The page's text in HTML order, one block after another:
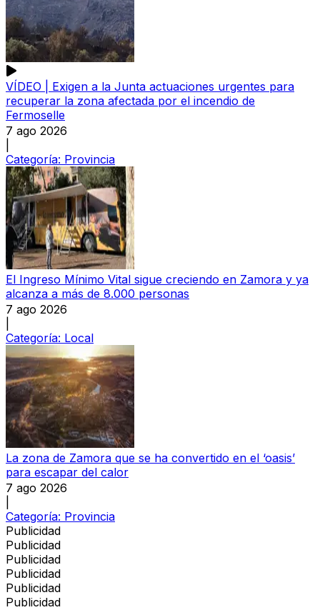
VÍDEO | Exigen a la Junta actuaciones urgentes para
recuperar la zona afectada por el incendio de
Fermoselle
7 ago 2026
Categoría: Provincia
El Ingreso Mínimo Vital sigue creciendo en Zamora y ya
alcanza a más de 8.000 personas
7 ago 2026
Categoría: Local
La zona de Zamora que se ha convertido en el ‘oasis’
para escapar del calor
7 ago 2026
Categoría: Provincia
Publicidad
Publicidad
Publicidad
Publicidad
Publicidad
Publicidad